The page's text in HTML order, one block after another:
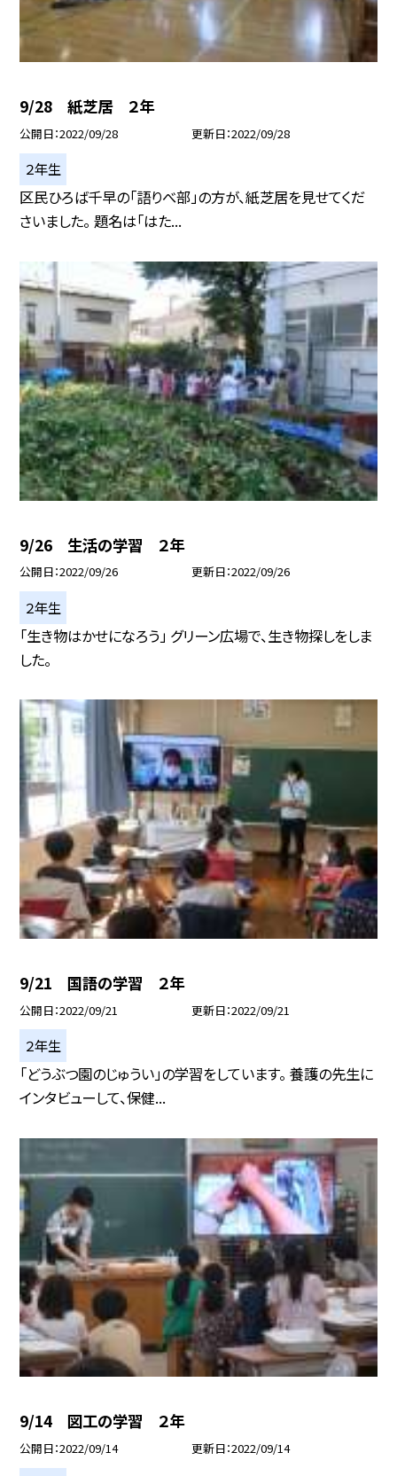
9/28 紙芝居 ２年
公開日 2022/09/28 更新日 2022/09/28
２年生
区民ひろば千早の「語りべ部」の方が、紙芝居を見せてくだ
さいました。 題名は「はた...
9/26 生活の学習 ２年
公開日 2022/09/26 更新日 2022/09/26
２年生
「生き物はかせになろう」 グリーン広場で、生き物探しをしま
した。
9/21 国語の学習 ２年
公開日 2022/09/21 更新日 2022/09/21
２年生
「どうぶつ園のじゅうい」の学習をしています。 養護の先生に
インタビューして、保健...
9/14 図工の学習 ２年
公開日 2022/09/14 更新日 2022/09/14